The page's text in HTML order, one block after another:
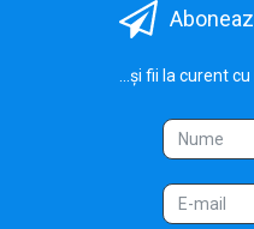
...și fii la curent